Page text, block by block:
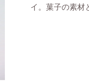
イ。菓子の素材